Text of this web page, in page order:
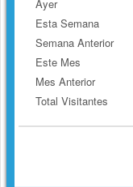
Ayer
Esta Semana
Semana Anterior
Este Mes
Mes Anterior
Total Visitantes